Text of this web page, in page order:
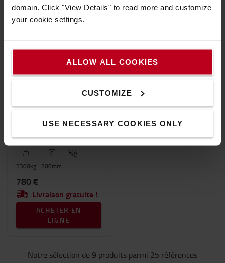
domain. Click "View Details" to read more and customize
your cookie settings.
ALLOW ALL COOKIES
CUSTOMIZE
USE NECESSARY COOKIES ONLY
Transpalette manuel BT
Lifter Silence
2300kg 200mm
780 €
Livraison gratuite !
ACHETER EN
LIGNE
Notre sélection de 9 produits parmi 25 références